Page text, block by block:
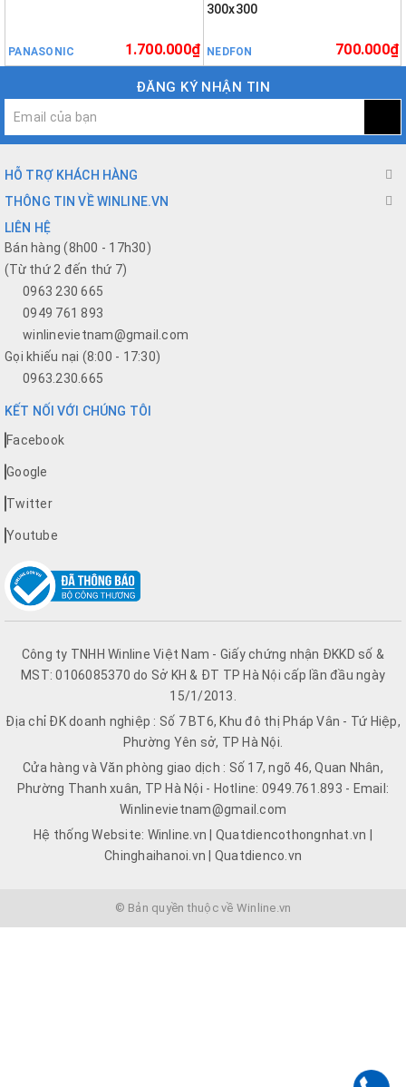
PANASONIC 1.700.000₫
300x300
NEDFON 700.000₫
ĐĂNG KÝ NHẬN TIN
HỖ TRỢ KHÁCH HÀNG
THÔNG TIN VỀ WINLINE.VN
LIÊN HỆ
Bán hàng (8h00 - 17h30)
(Từ thứ 2 đến thứ 7)
0963 230 665
0949 761 893
winlinevietnam@gmail.com
Gọi khiếu nại (8:00 - 17:30)
0963.230.665
KẾT NỐI VỚI CHÚNG TÔI
Facebook
Google
Twitter
Youtube
Công ty TNHH Winline Việt Nam - Giấy chứng nhận ĐKKD số &
MST: 0106085370 do Sở KH & ĐT TP Hà Nội cấp lần đầu ngày
15/1/2013.
Địa chỉ ĐK doanh nghiệp : Số 7 BT6, Khu đô thị Pháp Vân - Tứ Hiệp,
Phường Yên sở, TP Hà Nội.
Cửa hàng và Văn phòng giao dịch : Số 17, ngõ 46, Quan Nhân,
Phường Thanh xuân, TP Hà Nội - Hotline: 0949.761.893 - Email:
Winlinevietnam@gmail.com
Hệ thống Website: Winline.vn | Quatdiencothongnhat.vn |
Chinghaihanoi.vn | Quatdienco.vn
© Bản quyền thuộc về Winline.vn